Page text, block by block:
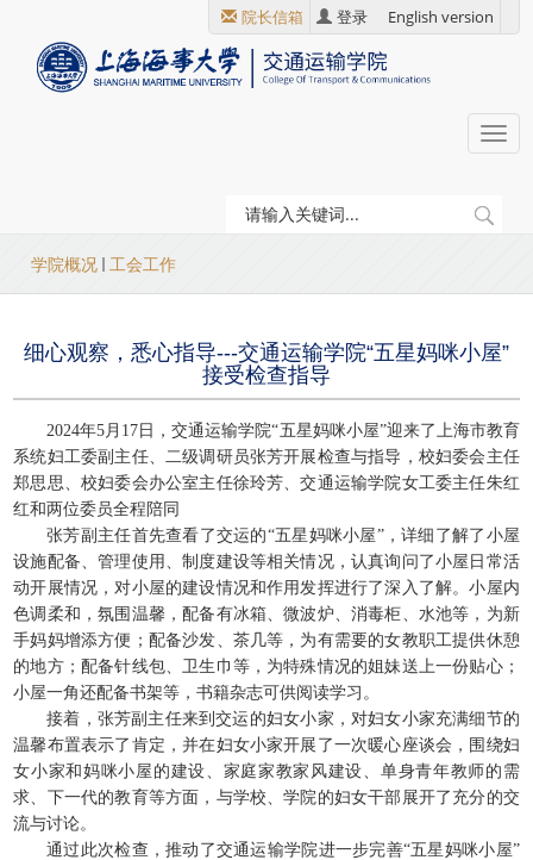
院长信箱 登录 English version
当
前
位
置
学院概况 工会工作
细心观察，悉心指导---交通运输学院“五星妈咪小屋”
接受检查指导
2024年5月17日，交通运输学院“五星妈咪小屋”迎来了上海市教育
系统妇工委副主任、二级调研员张芳开展检查与指导，校妇委会主任
郑思思、校妇委会办公室主任徐玲芳、交通运输学院女工委主任朱红
红和两位委员全程陪同
张芳副主任首先查看了交运的“五星妈咪小屋”，详细了解了小屋
设施配备、管理使用、制度建设等相关情况，认真询问了小屋日常活
动开展情况，对小屋的建设情况和作用发挥进行了深入了解。小屋内
色调柔和，氛围温馨，配备有冰箱、微波炉、消毒柜、水池等，为新
手妈妈增添方便；配备沙发、茶几等，为有需要的女教职工提供休憩
的地方；配备针线包、卫生巾等，为特殊情况的姐妹送上一份贴心；
小屋一角还配备书架等，书籍杂志可供阅读学习。
接着，张芳副主任来到交运的妇女小家，对妇女小家充满细节的
温馨布置表示了肯定，并在妇女小家开展了一次暖心座谈会，围绕妇
女小家和妈咪小屋的建设、家庭家教家风建设、单身青年教师的需
求、下一代的教育等方面，与学校、学院的妇女干部展开了充分的交
流与讨论。
通过此次检查，推动了交通运输学院进一步完善“五星妈咪小屋”